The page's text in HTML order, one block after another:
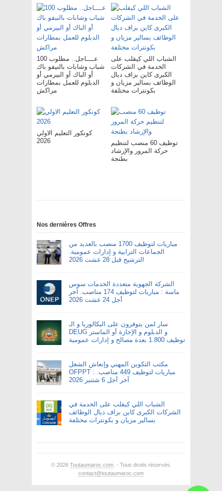
عــــاجل.. مطلوب 100
شباب وشابات بالنيفو باك
أو الباك أو البيرمي أو
الدبلوم للعمل بمطارات
مراكش
الشباب اللي كيقلب على
الخدمة في الشركات
الكبرى كاين بزاف ديال
الوظائف بسالير مزيان و
بكونترات مختلفة
كونكور التعليم الاولي
2026
توظيف 60 منصب لتنظيم
حركة المرور والإرشاد
بطنجة
Nos dernières Offres
مباريات لتوظيف 1700 منصب بالعديد من
الجماعات الترابية و إدارات عمومية.
الترشيح قبل 28 غشت 2026
الشركة الجهوية متعددة الخدمات سوس
ماسة : مباريات لتوظيف 174 مناصب. آخر
أجل 24 غشت 2026
سار لمن يتوفرون على البكالوريا و الـ
DEUG و الدبلوم و الإجازة أو الماستر
توظيف 1.800 بعدة مصالح و إدارات عمومية
مكتب التكوين المهني وإنعاش الشغل
OFPPT : مباريات لتوظيف 449 مناصب.
آخر أجل 6 شتنبر 2026
الشباب اللي كيقلب على الخدمة في
الشركات الكبرى كاين بزاف ديال الوظائف
بسالير مزيان و بكونترات مختلفة
© 2026 Toutaumaroc.com. - Tous droits réservés.
contact@toutaumaroc.com